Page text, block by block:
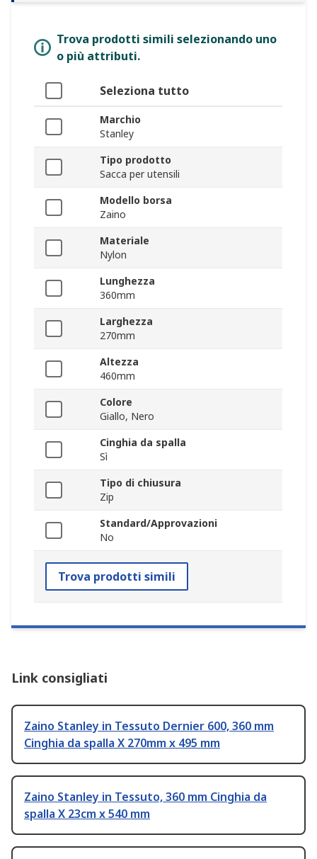
Trova prodotti simili selezionando uno
o più attributi.
Seleziona tutto
Marchio
Stanley
Tipo prodotto
Sacca per utensili
Modello borsa
Zaino
Materiale
Nylon
Lunghezza
360mm
Larghezza
270mm
Altezza
460mm
Colore
Giallo, Nero
Cinghia da spalla
Sì
Tipo di chiusura
Zip
Standard/Approvazioni
No
Trova prodotti simili
Link consigliati
Zaino Stanley in Tessuto Dernier 600, 360 mm
Cinghia da spalla X 270mm x 495 mm
Zaino Stanley in Tessuto, 360 mm Cinghia da
spalla X 23cm x 540 mm